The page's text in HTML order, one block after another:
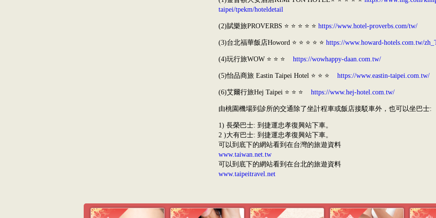
taipei/tpekm/hoteldetail
(2)賦樂旅PROVERBS ⭐ ⭐ ⭐ ⭐ ⭐ https://www.hotel-proverbs.com/tw/
(3)台北福華飯店Howord ⭐ ⭐ ⭐ ⭐ ⭐ https://www.howard-hotels.com.tw/
(4)玩行旅WOW ⭐ ⭐ ⭐ https://wowhappy-daan.com.tw/
(5)怡品商旅 Eastin Taipei Hotel ⭐ ⭐ ⭐ https://www.eastin-taipei.com.tw/
(6)艾爾行旅Hej Taipei ⭐ ⭐ ⭐ https://www.hej-hotel.com.tw/
由桃園機場到診所的交通除了坐計程車或飯店接駁車外，也可以坐巴士:
1) 長榮巴士: 到捷運忠孝復興站下車。
2 )大有巴士: 到捷運忠孝復興站下車。
可以到底下的網站看到在台灣的旅遊資料
www.taiwan.net.tw
可以到底下的網站看到在台北的旅遊資料
www.taipeitravel.net